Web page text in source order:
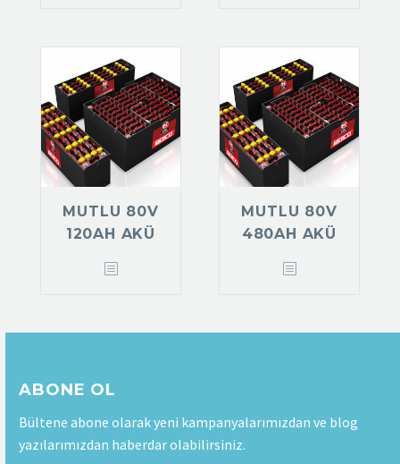
MUTLU 80V
120AH AKÜ
MUTLU 80V
480AH AKÜ
ABONE OL
Bültene abone olarak yeni kampanyalarımızdan ve blog
yazılarımızdan haberdar olabilirsiniz.